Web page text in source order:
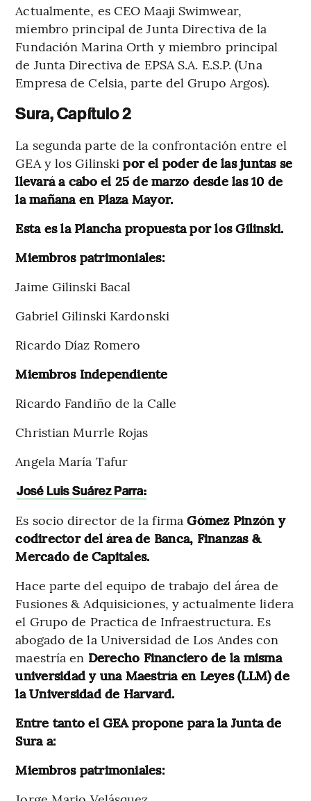
Actualmente, es CEO Maaji Swimwear,
miembro principal de Junta Directiva de la
Fundación Marina Orth y miembro principal
de Junta Directiva de EPSA S.A. E.S.P. (Una
Empresa de Celsia, parte del Grupo Argos).
Sura, Capítulo 2
La segunda parte de la confrontación entre el
GEA y los Gilinskipor el poder de las juntas se
llevará a cabo el 25 de marzo desde las 10 de
la mañana en Plaza Mayor.
Esta es la Plancha propuesta por los Gilinski.
Miembros patrimoniales:
Jaime Gilinski Bacal
Gabriel Gilinski Kardonski
Ricardo Díaz Romero
Miembros Independiente
Ricardo Fandiño de la Calle
Christian Murrle Rojas
Angela María Tafur
José Luis Suárez Parra:
Es socio director de la firmaGómez Pinzón y
codirector del área de Banca, Finanzas &
Mercado de Capitales.
Hace parte del equipo de trabajo del área de
Fusiones & Adquisiciones, y actualmente lidera
el Grupo de Practica de Infraestructura. Es
abogado de la Universidad de Los Andes con
maestría en Derecho Financiero de la misma
universidad y una Maestría en Leyes (LLM) de
la Universidad de Harvard.
Entre tanto el GEA propone para la Junta de
Sura a:
Miembros patrimoniales: